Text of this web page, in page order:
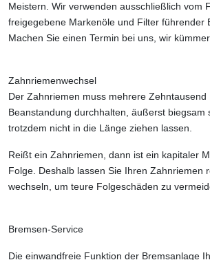
Meistern. Wir verwenden ausschließlich vom
freigegebene Markenöle und Filter führender
Machen Sie einen Termin bei uns, wir
Zahnriemenwechsel
Der Zahnriemen muss mehrere Zehntausend
Beanstandung durchhalten, äußerst biegsam
trotzdem nicht in die Länge ziehen lassen.
Reißt ein Zahnriemen, dann ist ein kapitaler
Folge. Deshalb lassen Sie Ihren Zahnriemen
wechseln, um teure Folgeschäden zu
Bremsen-Service
Die einwandfreie Funktion der Bremsanlage